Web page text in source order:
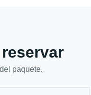
paquete.